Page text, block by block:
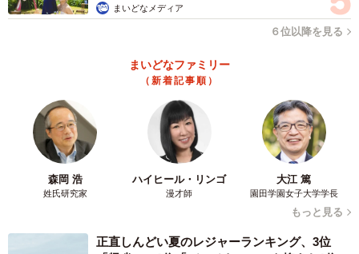
まいどなメディア
６位以降を見る
まいどなファミリー
（新着記事順）
森岡 浩
姓氏研究家
ハイヒール・リンゴ
漫才師
大江 篤
園田学園女子大学学長
もっと見る
正直しんどい夏のレジャーランキング、3位